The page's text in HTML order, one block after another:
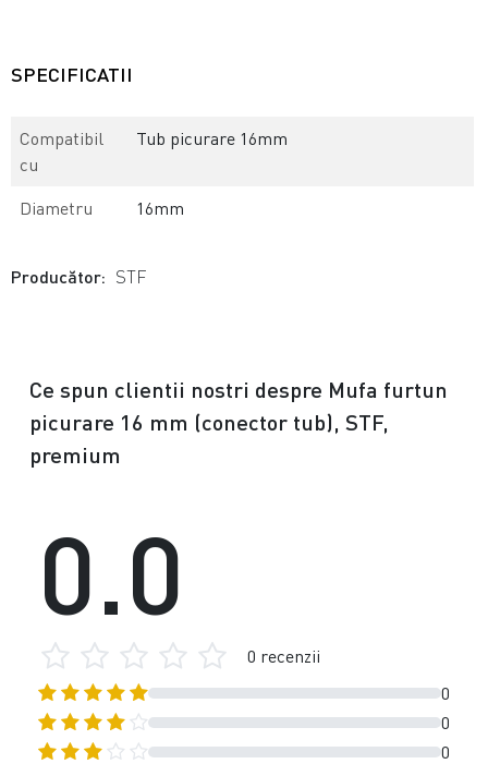
SPECIFICATII
Compatibil
cu
Tub picurare 16mm
Diametru 16mm
Producător: STF
Ce spun clientii nostri despre Mufa furtun
picurare 16 mm (conector tub), STF,
premium
0
0
0
0.0
0 recenzii